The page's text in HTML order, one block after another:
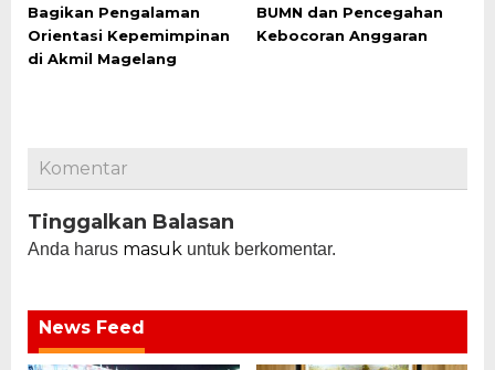
Bagikan Pengalaman
Orientasi Kepemimpinan
di Akmil Magelang
BUMN dan Pencegahan
Kebocoran Anggaran
Komentar
Tinggalkan Balasan
Anda harus masuk untuk berkomentar.
News Feed